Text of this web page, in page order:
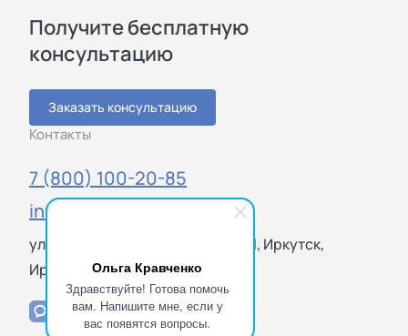
Ольга Кравченко
Здравствуйте! Готова помочь
вам. Напишите мне, если у
вас появятся вопросы.
Получите бесплатную
консультацию
Заказать консультацию
Контакты
7 (800) 100-20-85
info@sigmatest.ru
ул. Юбилейный микрорайон, 19/1, Иркутск,
Иркутская обл., 664056